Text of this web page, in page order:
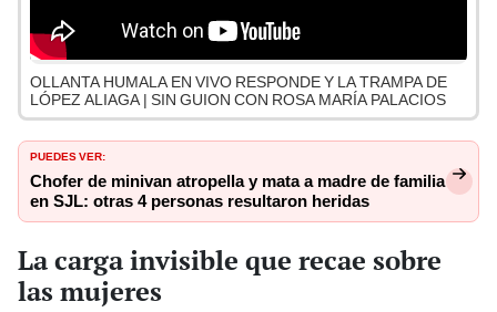
OLLANTA HUMALA EN VIVO RESPONDE Y LA TRAMPA DE
LÓPEZ ALIAGA | SIN GUION CON ROSA MARÍA PALACIOS
PUEDES VER:
Chofer de minivan atropella y mata a madre de familia
en SJL: otras 4 personas resultaron heridas
La carga invisible que recae sobre
las mujeres